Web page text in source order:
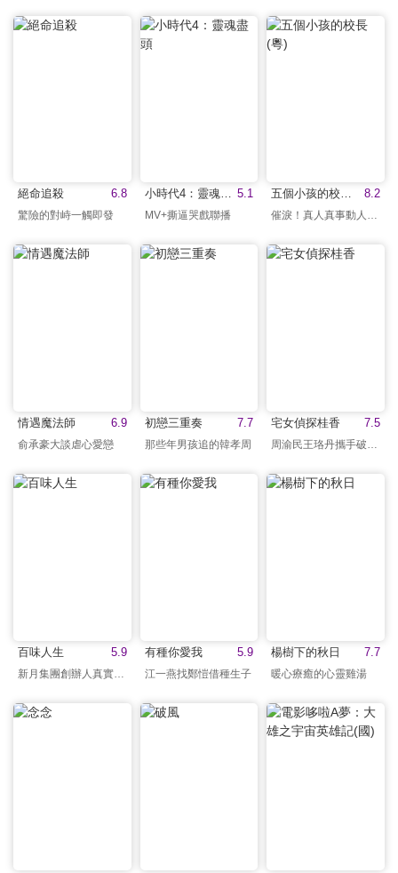
6.8
絕命追殺
驚險的對峙一觸即發
5.1
小時代4：靈魂盡頭
MV+撕逼哭戲聯播
8.2
五個小孩的校長(粵)
催淚！真人真事動人改編
6.9
情遇魔法師
俞承豪大談虐心愛戀
7.7
初戀三重奏
那些年男孩追的韓孝周
7.5
宅女偵探桂香
周渝民王珞丹攜手破懸案
5.9
百味人生
新月集團創辦人真實故事
5.9
有種你愛我
江一燕找鄭愷借種生子
7.7
楊樹下的秋日
暖心療癒的心靈雞湯